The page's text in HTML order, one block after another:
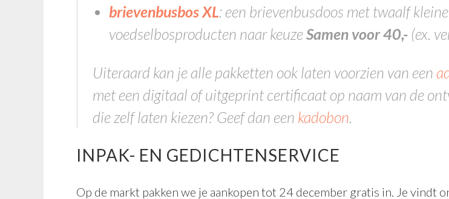
brievenbusbos XL: een brievenbusdoos met twaalf
voedselbosproducten naar keuzeSamen voor 40,- (ex.
Uiteraard kan je alle pakketten ook laten voorzien van een
met een digitaal of uitgeprint certificaat op naam van de
die zelf laten kiezen? Geef dan een kadobon
INPAK- EN GEDICHTENSERVICE
Op de markt pakken we je aankopen tot 24 december gratis in. Je vindt